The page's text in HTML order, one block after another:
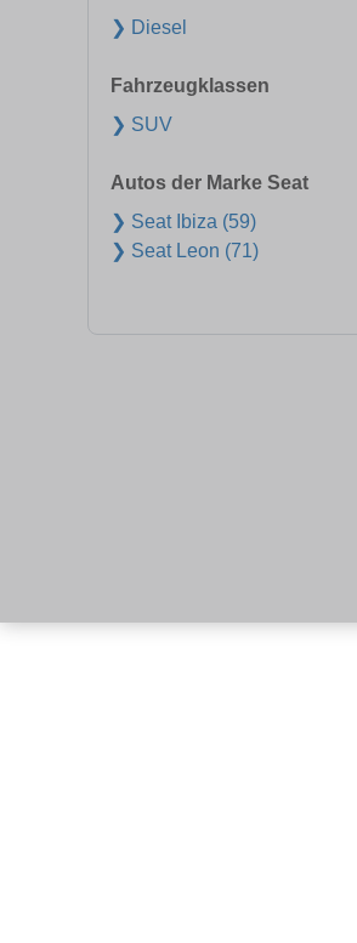
❯ Diesel
Fahrzeugklassen
❯ SUV
Autos der Marke Seat
❯ Seat Ibiza (59)
❯ Seat Leon (71)